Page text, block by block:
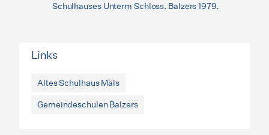
Schulhauses Unterm Schloss. Balzers 1979.
Links
Altes Schulhaus Mäls
Gemeindeschulen Balzers